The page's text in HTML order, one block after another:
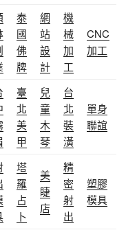
泰
國
佛
牌
網
站
設
計
機
械
加
工
CNC
加工
臺
北
美
甲
兒
童
木
琴
台
北
裝
潢
單身
聯誼
塔
羅
占
卜
美
睫
店
精
密
射
出
塑膠
模具